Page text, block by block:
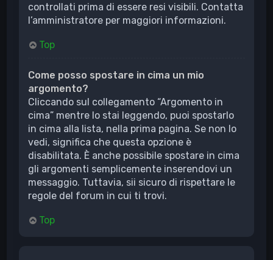
controllati prima di essere resi visibili. Contatta
l’amministratore per maggiori informazioni.
Top
Come posso spostare in cima un mio
argomento?
Cliccando sul collegamento “Argomento in
cima” mentre lo stai leggendo, puoi spostarlo
in cima alla lista, nella prima pagina. Se non lo
vedi, significa che questa opzione è
disabilitata. È anche possibile spostare in cima
gli argomenti semplicemente inserendovi un
messaggio. Tuttavia, sii sicuro di rispettare le
regole del forum in cui ti trovi.
Top